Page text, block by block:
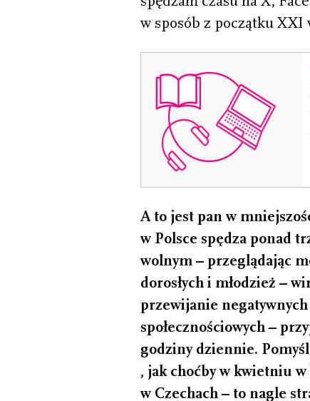
w sposób z początku XXI
A to jest pan w
w Polsce spędza ponad
wolnym – przeglądając
dorosłych i młodzież –
przewijanie
społecznościowych –
godziny dziennie.
, jak choćby w kwietniu
w Czechach – to nagle